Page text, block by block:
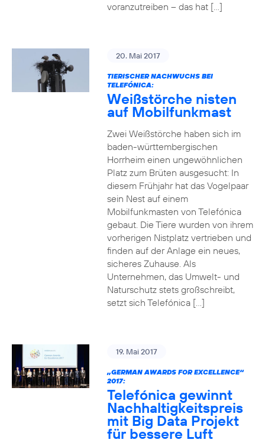
voranzutreiben – das hat […]
20. Mai 2017
TIERISCHER NACHWUCHS BEI
TELEFÓNICA:
Weißstörche nisten
auf Mobilfunkmast
Zwei Weißstörche haben sich im
baden-württembergischen
Horrheim einen ungewöhnlichen
Platz zum Brüten ausgesucht: In
diesem Frühjahr hat das Vogelpaar
sein Nest auf einem
Mobilfunkmasten von Telefónica
gebaut. Die Tiere wurden von ihrem
vorherigen Nistplatz vertrieben und
finden auf der Anlage ein neues,
sicheres Zuhause. Als
Unternehmen, das Umwelt- und
Naturschutz stets großschreibt,
setzt sich Telefónica […]
19. Mai 2017
„GERMAN AWARDS FOR EXCELLENCE“
2017:
Telefónica gewinnt
Nachhaltigkeitspreis
mit Big Data Projekt
für bessere Luft